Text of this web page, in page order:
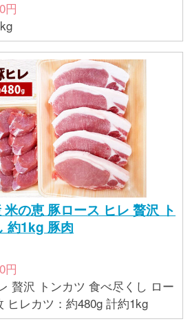
円
の恵 豚ロース ヒレ 贅沢 ト
約1kg 豚肉
円
贅沢 トンカツ 食べ尽くし ロー
ヒレカツ：約480g 計約1kg